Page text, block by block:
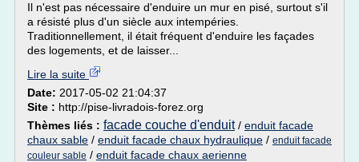
Il n'est pas nécessaire d'enduire un mur en pisé, surtout s'il
a résisté plus d'un siècle aux intempéries.
Traditionnellement, il était fréquent d'enduire les façades
des logements, et de laisser...
Lire la suite
Date: 2017-05-02 21:04:37
Site : http://pise-livradois-forez.org
Thèmes liés : facade couche d'enduit/ enduit facade
chaux sable / enduit facade chaux hydraulique / enduit facade
couleur sable / enduit facade chaux aerienne